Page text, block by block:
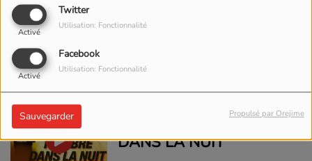
Twitter
Activé
Utilisation: Fonctionnalité
Facebook
Activé
Utilisation: Fonctionnalité
Sauvegarder Propulsé par Orejime
JEHOVAH SABAOTH,
LES VOIX DE TÉNÉBRE
DANS LA NUIT